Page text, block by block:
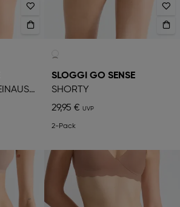
SLIP MIT HOHEM BEINAUSSCHNITT
SLOGGI GO SENSE
SHORTY
29,95 €
2-Pack